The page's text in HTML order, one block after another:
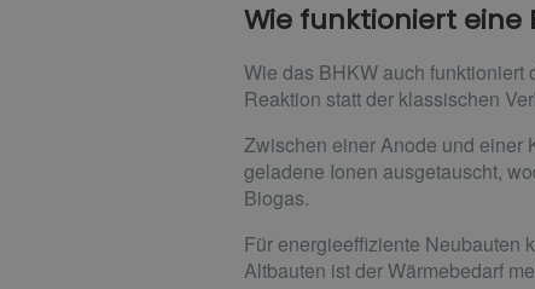
Wie funktioniert eine
Wie das BHKW auch funktioniert
Reaktion statt der klassischen
Zwischen einer Anode und einer
geladene Ionen ausgetauscht,
Biogas.
Für energieeffiziente Neubauten
Altbauten ist der Wärmebedarf